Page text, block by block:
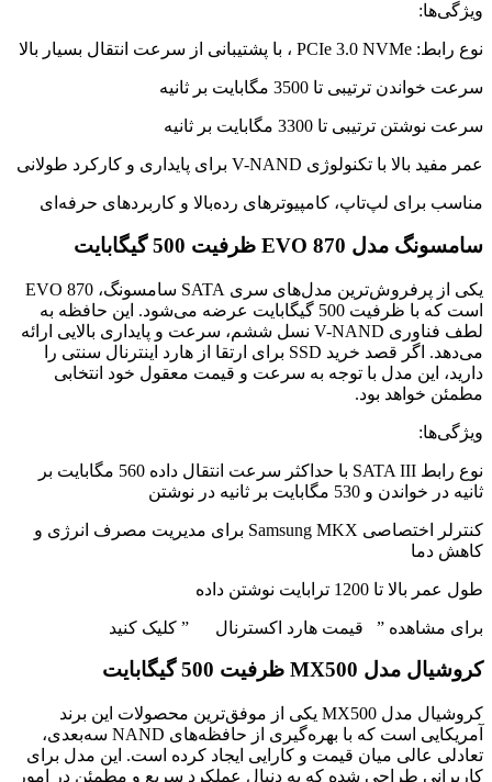
ویژگی‌ها:
نوع رابط: PCIe 3.0 NVMe ، با پشتیبانی از سرعت انتقال بسیار بالا
سرعت خواندن ترتیبی تا 3500 مگابایت بر ثانیه
سرعت نوشتن ترتیبی تا 3300 مگابایت بر ثانیه
عمر مفید بالا با تکنولوژی V-NAND برای پایداری و کارکرد طولانی
مناسب برای لپ‌تاپ، کامپیوترهای رده‌بالا و کاربردهای حرفه‌ای
سامسونگ مدل EVO 870 ظرفیت 500 گیگابایت
یکی از پرفروش‌ترین مدل‌های سری SATA سامسونگ، EVO 870
است که با ظرفیت 500 گیگابایت عرضه می‌شود. این حافظه به
لطف فناوری V-NAND نسل ششم، سرعت و پایداری بالایی ارائه
می‌دهد. اگر قصد خرید SSD برای ارتقا از هارد اینترنال سنتی را
دارید، این مدل با توجه به سرعت و قیمت معقول خود انتخابی
مطمئن خواهد بود.
ویژگی‌ها:
نوع رابط SATA III با حداکثر سرعت انتقال داده 560 مگابایت بر
ثانیه در خواندن و 530 مگابایت بر ثانیه در نوشتن
کنترلر اختصاصی Samsung MKX برای مدیریت مصرف انرژی و
کاهش دما
طول عمر بالا تا 1200 ترابایت نوشتن داده
برای مشاهده ” قیمت هارد اکسترنال ” کلیک کنید
کروشیال مدل MX500 ظرفیت 500 گیگابایت
کروشیال مدل MX500 یکی از موفق‌ترین محصولات این برند
آمریکایی است که با بهره‌گیری از حافظه‌های NAND سه‌بعدی،
تعادلی عالی میان قیمت و کارایی ایجاد کرده است. این مدل برای
کاربرانی طراحی شده که به دنبال عملکرد سریع و مطمئن در امور